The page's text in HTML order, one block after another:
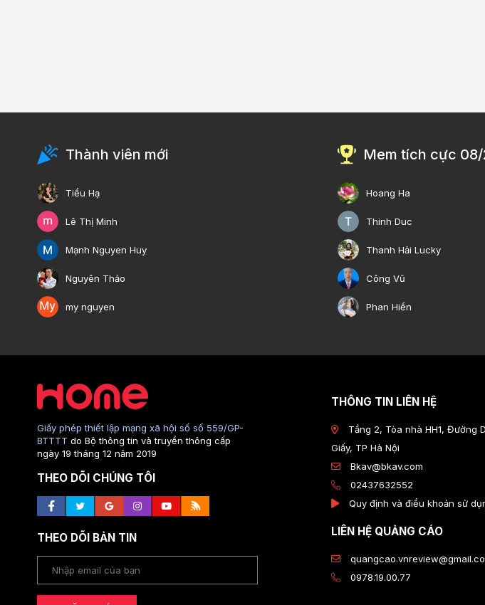
Thành viên mới
Tiểu Hạ
Lê Thị Minh
Mạnh Nguyen Huy
Nguyên Thảo
my nguyen
Mem tích cực
Hoang Ha
Thinh Duc
Thanh Hải Lucky
Công Vũ
Phan Hiền
Giấy phép thiết lập mạng xã hội số số 559/GP-
BTTTT do Bộ thông tin và truyền thông cấp
ngày 19 tháng 12 năm 2019
THEO DÕI CHÚNG TÔI
THEO DÕI BẢN TIN
THÔNG TIN LIÊN HỆ
Tầng 2, Tòa nhà HH1, Đường
Giấy, TP Hà Nội
Bkav@bkav.com
02437632552
Quy định và điều khoản sử
LIÊN HỆ QUẢNG CÁO
0978.19.00.77